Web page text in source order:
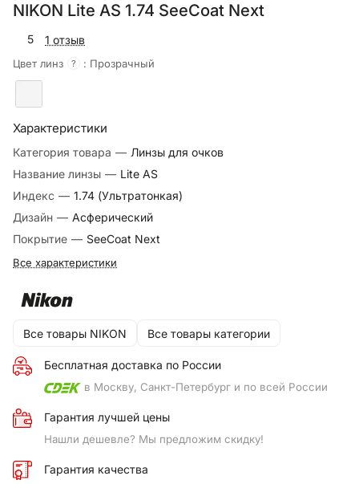
NIKON Lite AS 1.74 SeeCoat Next
5 1 отзыв
Цвет линз ? : Прозрачный
Характеристики
Категория товара — Линзы для очков
Название линзы — Lite AS
Индекс — 1.74 (Ультратонкая)
Дизайн — Асферический
Покрытие — SeeCoat Next
Все характеристики
Все товары NIKON Все товары категории
Бесплатная доставка по России
в Москву, Санкт-Петербург и по всей России
Гарантия лучшей цены
Нашли дешевле? Мы предложим скидку!
Гарантия качества